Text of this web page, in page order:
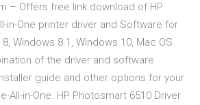
– Offers free link download of HP
in-One printer driver and Software for
Windows 8.1, Windows 10, Mac OS
of the driver and software
guide and other options for your
All-in-One. HP Photosmart 6510 Driver